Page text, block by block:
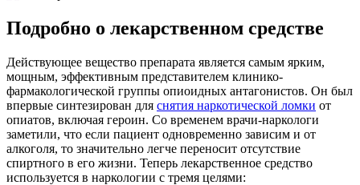
Подробно о лекарственном средстве
Действующее вещество препарата является самым ярким,
мощным, эффективным представителем клинико-
фармакологической группы опиоидных антагонистов. Он был
впервые синтезирован для снятия наркотической ломки от
опиатов, включая героин. Со временем врачи-наркологи
заметили, что если пациент одновременно зависим и от
алкоголя, то значительно легче переносит отсутствие
спиртного в его жизни. Теперь лекарственное средство
используется в наркологии с тремя целями: